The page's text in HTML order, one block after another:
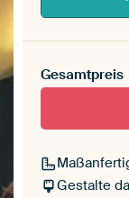
Gesamtpreis
Gestalte